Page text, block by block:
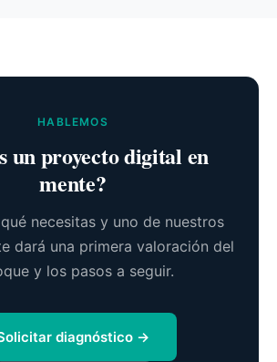
HABLEMOS
un proyecto digital en
mente?
necesitas y uno de nuestros
dará una primera valoración del
y los pasos a seguir.
diagnóstico →